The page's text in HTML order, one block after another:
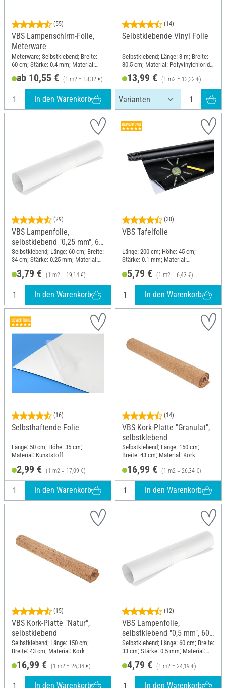
(55)
VBS Lampenschirm-Folie,
Meterware
Meterware; Selbstklebend; Breite:
60 cm; Stärke: 0.4 mm; Material:
Kunststoff
ab 10,55 € (1 m2 = 18,32 €)
In den Warenkorb
(14)
Selbstklebende Vinyl Folie
Selbstklebend; Länge: 3 m; Breite:
30.5 cm; Material: Polyvinylchlorid
13,99 € (1 m2 = 13,32 €)
(29)
VBS Lampenfolie,
selbstklebend "0,25 mm", 60
x 34 cm
Selbstklebend; Länge: 60 cm; Breite:
34 cm; Stärke: 0.25 mm; Material:
3,79 € (1 m2 = 19,14 €)
In den Warenkorb
(30)
VBS Tafelfolie
Länge: 200 cm; Höhe: 45 cm;
Stärke: 0.1 mm; Material:
5,79 € (1 m2 = 6,43 €)
In den Warenkorb
(16)
Selbsthaftende Folie
Länge: 50 cm; Höhe: 35 cm;
Material: Kunststoff
2,99 € (1 m2 = 17,09 €)
In den Warenkorb
(14)
VBS Kork-Platte "Granulat",
selbstklebend
Selbstklebend; Länge: 150 cm;
Breite: 43 cm; Material: Kork
16,99 € (1 m2 = 26,34 €)
In den Warenkorb
(15)
VBS Kork-Platte "Natur",
selbstklebend
Selbstklebend; Länge: 150 cm;
Breite: 43 cm; Material: Kork
16,99 € (1 m2 = 26,34 €)
In den Warenkorb
(12)
VBS Lampenfolie,
selbstklebend "0,5 mm", 60
x 33 cm
Selbstklebend; Länge: 60 cm; Breite:
33 cm; Stärke: 0.5 mm; Material:
4,79 € (1 m2 = 24,19 €)
In den Warenkorb